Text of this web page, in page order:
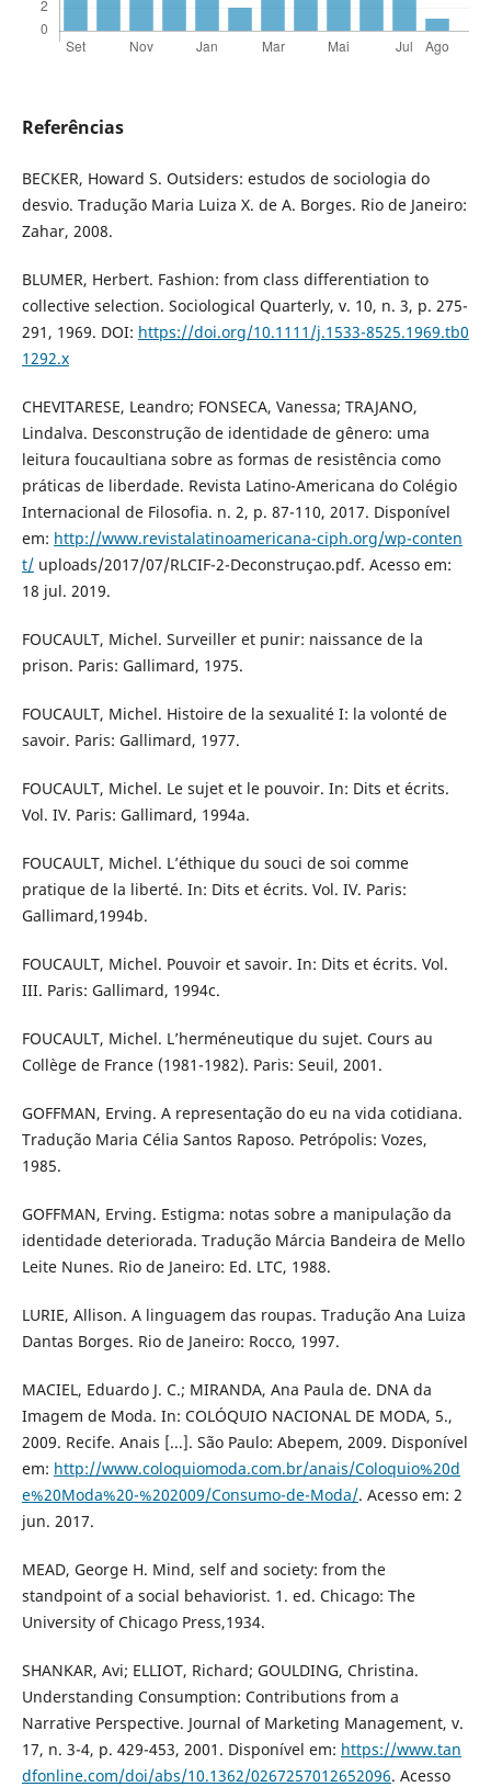
Referências
BECKER, Howard S. Outsiders: estudos de sociologia do
desvio. Tradução Maria Luiza X. de A. Borges. Rio de Janeiro:
Zahar, 2008.
BLUMER, Herbert. Fashion: from class differentiation to
collective selection. Sociological Quarterly, v. 10, n. 3, p. 275-
291, 1969. DOI: https://doi.org/10.1111/j.1533-8525.1969.tb0
1292.x
CHEVITARESE, Leandro; FONSECA, Vanessa; TRAJANO,
Lindalva. Desconstrução de identidade de gênero: uma
leitura foucaultiana sobre as formas de resistência como
práticas de liberdade. Revista Latino-Americana do Colégio
Internacional de Filosofia. n. 2, p. 87-110, 2017. Disponível
em: http://www.revistalatinoamericana-ciph.org/wp-conten
t/uploads/2017/07/RLCIF-2-Deconstruçao.pdf. Acesso em:
18 jul. 2019.
FOUCAULT, Michel. Surveiller et punir: naissance de la
prison. Paris: Gallimard, 1975.
FOUCAULT, Michel. Histoire de la sexualité I: la volonté de
savoir. Paris: Gallimard, 1977.
FOUCAULT, Michel. Le sujet et le pouvoir. In: Dits et écrits.
Vol. IV. Paris: Gallimard, 1994a.
FOUCAULT, Michel. L’éthique du souci de soi comme
pratique de la liberté. In: Dits et écrits. Vol. IV. Paris:
Gallimard,1994b.
FOUCAULT, Michel. Pouvoir et savoir. In: Dits et écrits. Vol.
III. Paris: Gallimard, 1994c.
FOUCAULT, Michel. L’herméneutique du sujet. Cours au
Collège de France (1981-1982). Paris: Seuil, 2001.
GOFFMAN, Erving. A representação do eu na vida cotidiana.
Tradução Maria Célia Santos Raposo. Petrópolis: Vozes,
1985.
GOFFMAN, Erving. Estigma: notas sobre a manipulação da
identidade deteriorada. Tradução Márcia Bandeira de Mello
Leite Nunes. Rio de Janeiro: Ed. LTC, 1988.
LURIE, Allison. A linguagem das roupas. Tradução Ana Luiza
Dantas Borges. Rio de Janeiro: Rocco, 1997.
MACIEL, Eduardo J. C.; MIRANDA, Ana Paula de. DNA da
Imagem de Moda. In: COLÓQUIO NACIONAL DE MODA, 5.,
2009. Recife. Anais [...]. São Paulo: Abepem, 2009. Disponível
em: http://www.coloquiomoda.com.br/anais/Coloquio%20d
e%20Moda%20-%202009/Consumo-de-Moda/. Acesso em: 2
jun. 2017.
MEAD, George H. Mind, self and society: from the
standpoint of a social behaviorist. 1. ed. Chicago: The
University of Chicago Press,1934.
SHANKAR, Avi; ELLIOT, Richard; GOULDING, Christina.
Understanding Consumption: Contributions from a
Narrative Perspective. Journal of Marketing Management, v.
17, n. 3-4, p. 429-453, 2001. Disponível em: https://www.tan
dfonline.com/doi/abs/10.1362/0267257012652096. Acesso